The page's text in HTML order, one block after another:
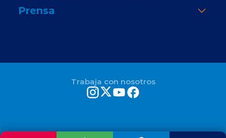
Prensa
Trabaja con nosotros